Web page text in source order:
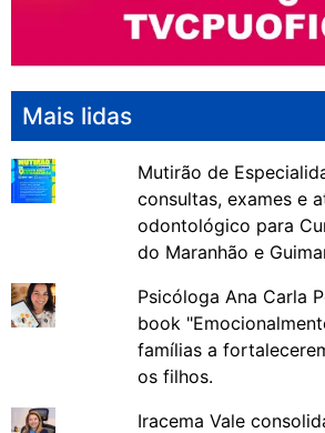
Mais lidas
Mutirão de
consultas, exames e
odontológico para
do Maranhão e
Psicóloga Ana Carla
book
famílias a
os filhos.
Iracema Vale